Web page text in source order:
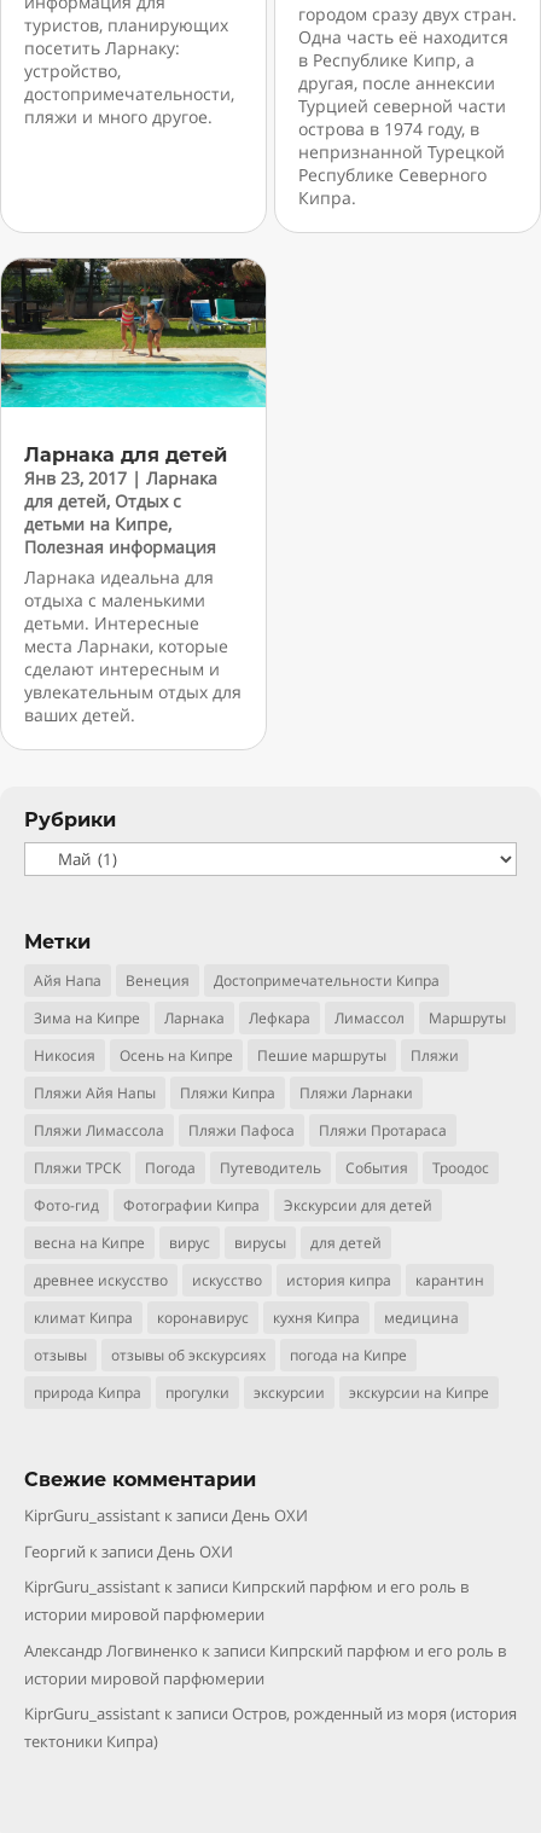
туристов, планирующих
посетить Ларнаку:
устройство,
достопримечательности,
пляжи и много другое.
городом сразу двух стран.
Одна часть её находится
в Республике Кипр, а
другая, после аннексии
Турцией северной части
острова в 1974 году, в
непризнанной Турецкой
Республике Северного
Кипра.
Ларнака для детей
Янв 23, 2017 | Ларнака
для детей, Отдых с
детьми на Кипре,
Полезная информация
Ларнака идеальна для
отдыха с маленькими
детьми. Интересные
места Ларнаки, которые
сделают интересным и
увлекательным отдых для
ваших детей.
Рубрики
Рубрики
Метки
Айя Напа Венеция
Достопримечательности Кипра
Зима на Кипре
Ларнака Лефкара Лимассол
Маршруты
Никосия
Осень на Кипре Пешие маршруты
Пляжи
Пляжи Айя Напы
Пляжи Кипра
Пляжи Ларнаки
Пляжи Лимассола
Пляжи Пафоса
Пляжи Протараса
Пляжи ТРСК
Погода Путеводитель События
Троодос
Фото-гид
Фотографии Кипра
Экскурсии для детей
весна на Кипре
вирус вирусы
для детей
древнее искусство
искусство история кипра
карантин
климат Кипра
коронавирус кухня Кипра
медицина
отзывы
отзывы об экскурсиях
погода на Кипре
природа Кипра
прогулки экскурсии экскурсии на Кипре
Свежие комментарии
KiprGuru_assistant к записи День ОХИ
Георгий к записи День ОХИ
KiprGuru_assistant к записи Кипрский парфюм и его роль в
истории мировой парфюмерии
Александр Логвиненко к записи Кипрский парфюм и его роль в
истории мировой парфюмерии
KiprGuru_assistant к записи Остров, рожденный из моря (история
тектоники Кипра)